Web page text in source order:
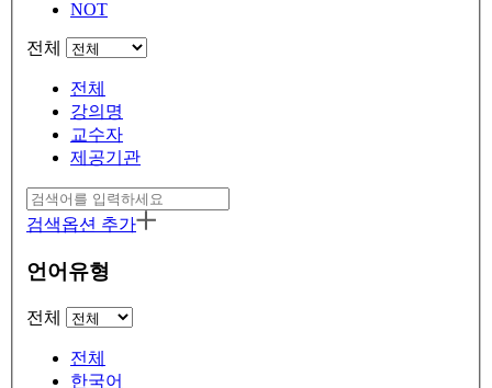
NOT
전체
전체
강의명
교수자
제공기관
검색옵션 추가
언어유형
전체
전체
한국어